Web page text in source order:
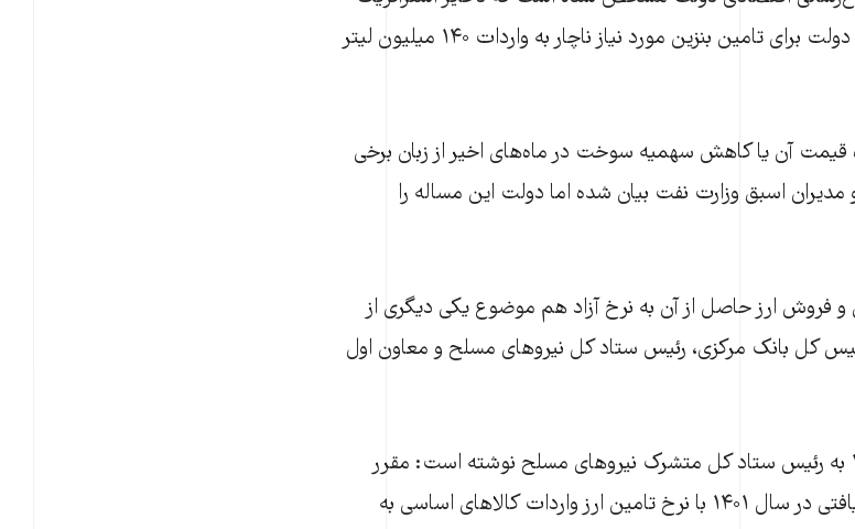
بنزین ایران به پنج روز کاهش یافته و دولت برای تامین بنزین مورد نیاز ناچار به واردات ۱۴۰ میلیون لیتر
قیمت آن یا کاهش سهمیه سوخت در ماه‌های اخیر از زبان برخی
اسبق وزارت نفت بیان شده اما دولت این مساله را
ارز حاصل از آن به نرخ آزاد هم موضوع یکی دیگری از
کل بانک مرکزی، رئیس ستاد کل نیروهای مسلح و معاون اول
رئیس کل بانک مرکزی در اسفند ۱۴۰۱ به رئیس ستاد کل متشرک نیروهای مسلح نوشته است: مقرر
گردید ۴۰۰ میلیون یورو از ارزهای دریافتی در سال ۱۴۰۱ با نرخ تامین ارز واردات کالاهای اساسی به